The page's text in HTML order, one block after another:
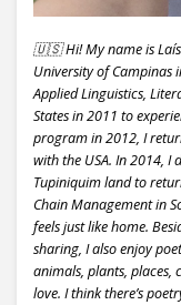
🇺🇸 Hi! My name is Laís
University of Campinas
Applied Linguistics,
States in 2011 to
program in 2012, I
with the USA. In 2014, I
Tupiniquim land to
Chain Management in
feels just like home.
sharing, I also enjoy
animals, plants, places,
love. I think there’s